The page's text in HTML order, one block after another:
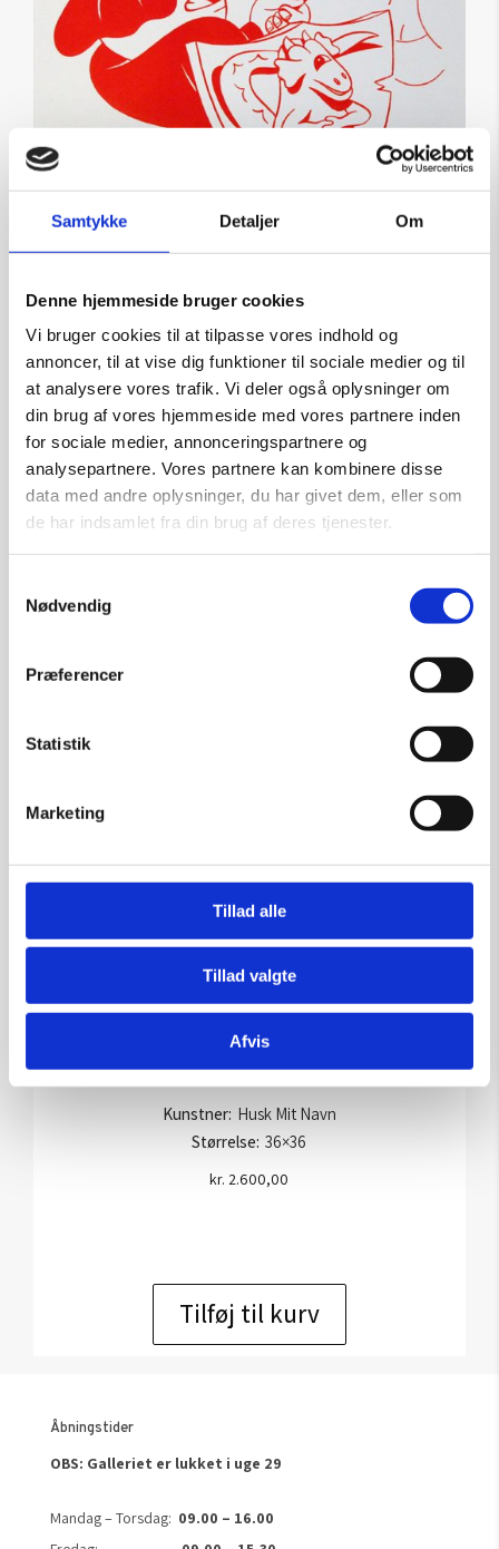
Samtykke Detaljer Om
Denne hjemmeside bruger cookies
Vi bruger cookies til at tilpasse vores indhold og
annoncer, til at vise dig funktioner til sociale medier og til
at analysere vores trafik. Vi deler også oplysninger om
din brug af vores hjemmeside med vores partnere inden
for sociale medier, annonceringspartnere og
analysepartnere. Vores partnere kan kombinere disse
data med andre oplysninger, du har givet dem, eller som
de har indsamlet fra din brug af deres tjenester.
Nødvendig
Præferencer
Statistik
Marketing
Tillad alle
Tillad valgte
Afvis
HuskMitNavn: Ridder
Kunstner: Husk Mit Navn
Størrelse: 53×40
kr.2.800,00
HuskMitNavn: Double bed
Kunstner: Husk Mit Navn
Størrelse: 36×36
kr. 2.600,00
Tilføj til kurv
Åbningstider
OBS: Galleriet er lukket i uge 29
Mandag – Torsdag: 09.00 – 16.00